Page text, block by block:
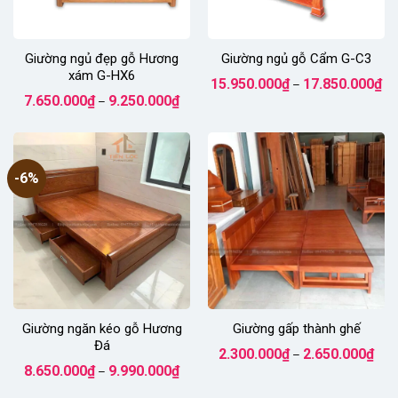
Giường ngủ đẹp gỗ Hương
xám G-HX6
7.650.000₫ – 9.250.000₫Khoảng
giá:
7.650.000₫
đến
9.250.000₫
Giường ngủ gỗ Cẩm G-C3
15.950.000₫ – 17.850.000₫
-6%
Giường ngăn kéo gỗ Hương
Đá
8.650.000₫ – 9.990.000₫Khoảng
giá:
Giường gấp thành ghế
2.300.000₫ – 2.650.000₫giá: